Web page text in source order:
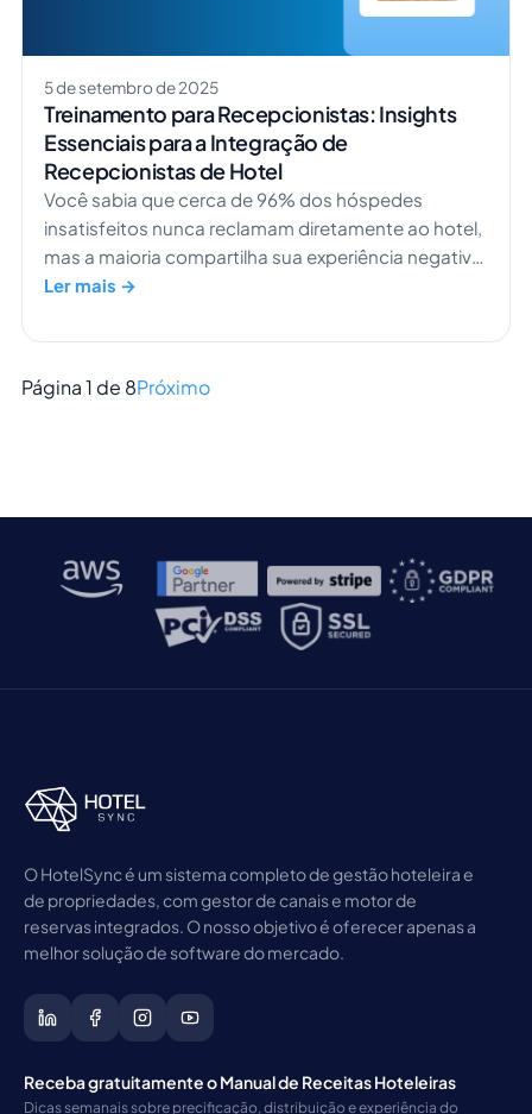
5 de setembro de 2025
Treinamento para Recepcionistas: Insights
Essenciais para a Integração de
Recepcionistas de Hotel
Você sabia que cerca de 96% dos hóspedes
insatisfeitos nunca reclamam diretamente ao hotel,
mas a maioria compartilha sua experiência negativa
com outras pessoas? Isso mostra o quanto sua
hóspedes. Um único detalhe esquecido pode
enquanto um atendimento excelente cria visitantes
Ler mais →
Página 1 de 8Próximo
O HotelSync é um sistema completo de gestão hoteleira e
de propriedades, com gestor de canais e motor de
reservas integrados. O nosso objetivo é oferecer apenas a
melhor solução de software do mercado.
Receba gratuitamente o Manual de Receitas Hoteleiras
Dicas semanais sobre precificação, distribuição e experiência do